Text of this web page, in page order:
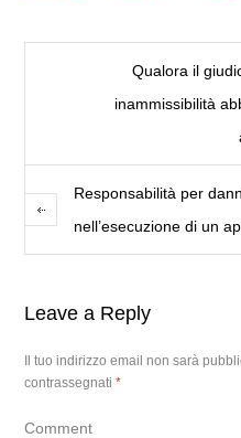
Qualora il
inammissibilità
Responsabilità per
nell’esecuzione di un
Leave a Reply
Il tuo indirizzo email non sarà
contrassegnati*
Comment